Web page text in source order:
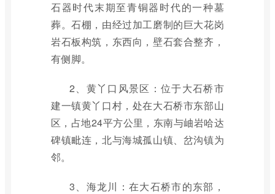
石器时代末期至青铜器时代的一种墓
葬。石棚，由经过加工磨制的巨大花岗
岩石板构筑，东西向，壁石套合整齐，
有侧脚。
2、黄丫口风景区：位于大石桥市
建一镇黄丫口村，处在大石桥市东部山
区，占地24平方公里，东南与岫岩哈达
碑镇毗连，北与海城孤山镇、岔沟镇为
邻。
3、海龙川：在大石桥市的东部，